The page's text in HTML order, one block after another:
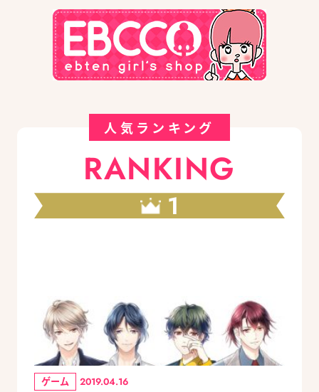
人気ランキング
RANKING
1
ゲーム 2019.04.16